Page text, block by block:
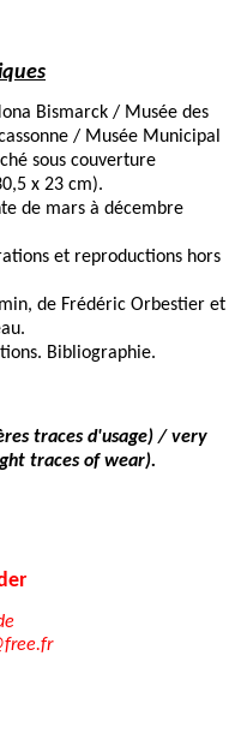
Bismarck / Musée des
/ Musée Municipal
sous couverture
x 23 cm).
de mars à décembre
et reproductions hors
de Frédéric Orbestier et
Bibliographie.
traces d'usage) / very
traces of wear).